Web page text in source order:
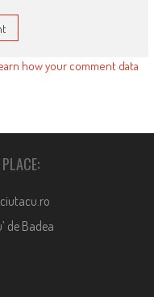
how your comment data
de Badea